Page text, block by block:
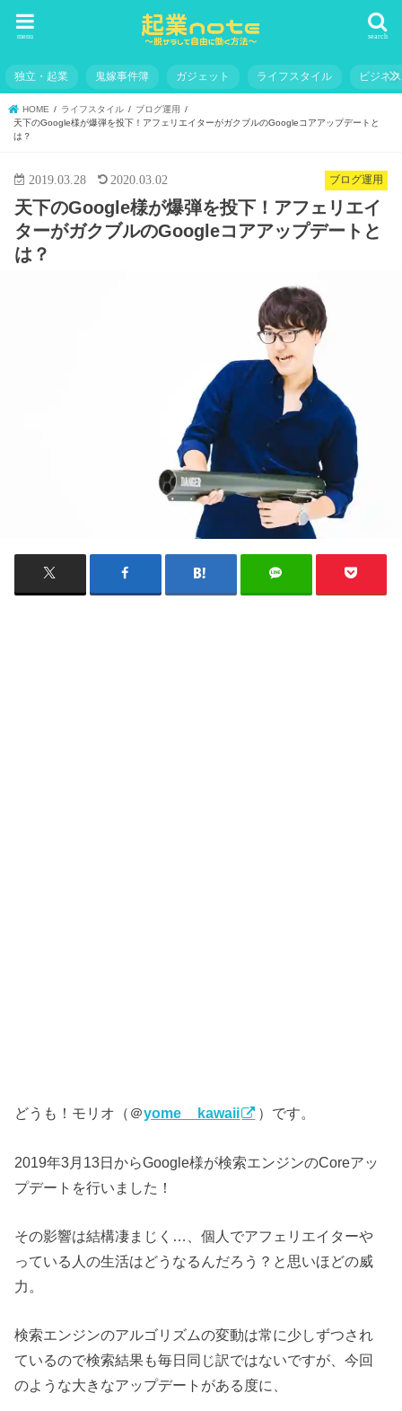
search
menu
独立・起業 鬼嫁事件簿 ガジェット ライフスタイル ビジネス
HOME ライフスタイル
ブログ運用
天下のGoogle様が爆弾を投下！アフェリエイターがガクブルのGoogleコアアップデートと
は？
ブログ運用
2019.03.28 2020.03.02
天下のGoogle様が爆弾を投下！アフェリエイ
ターがガクブルのGoogleコアアップデートと
は？
どうも！モリオ（＠yome__kawaii ）です。
2019年3月13日からGoogle様が検索エンジンのCoreアッ
プデートを行いました！
その影響は結構凄まじく…、個人でアフェリエイターや
っている人の生活はどうなるんだろう？と思いほどの威
力。
検索エンジンのアルゴリズムの変動は常に少しずつされ
ているので検索結果も毎日同じ訳ではないですが、今回
のような大きなアップデートがある度に、